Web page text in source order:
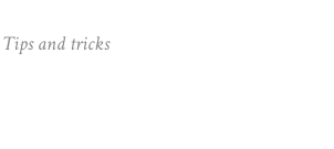
Tips and tricks